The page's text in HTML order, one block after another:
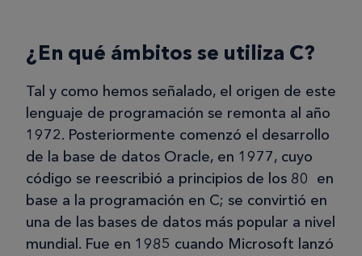
¿En qué ámbitos se utiliza C?
Tal y como hemos señalado, el origen de este
lenguaje de programación se remonta al año
1972. Posteriormente comenzó el desarrollo
de la base de datos Oracle, en 1977, cuyo
código se reescribió a principios de los 80 en
base a la programación en C; se convirtió en
una de las bases de datos más popular a nivel
mundial. Fue en 1985 cuando Microsoft lanzó